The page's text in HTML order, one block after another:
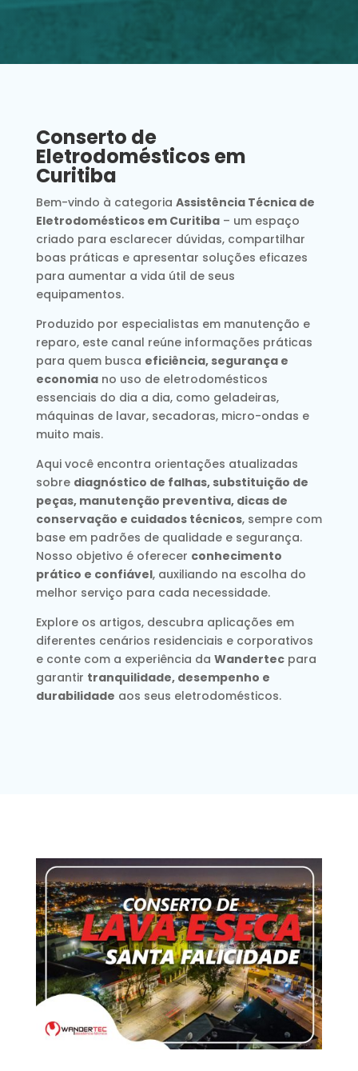
Conserto de
Eletrodomésticos em
Curitiba
Bem-vindo à categoria Assistência Técnica de
Eletrodomésticos em Curitiba– um espaço
criado para esclarecer dúvidas, compartilhar
boas práticas e apresentar soluções eficazes
para aumentar a vida útil de seus
equipamentos.
Produzido por especialistas em manutenção e
reparo, este canal reúne informações práticas
para quem busca eficiência, segurança e
economiano uso de eletrodomésticos
essenciais do dia a dia, como geladeiras,
máquinas de lavar, secadoras, micro-ondas e
muito mais.
Aqui você encontra orientações atualizadas
sobre diagnóstico de falhas, substituição de
peças, manutenção preventiva, dicas de
conservação e cuidados técnicos, sempre com
base em padrões de qualidade e segurança.
Nosso objetivo é oferecer conhecimento
prático e confiável, auxiliando na escolha do
melhor serviço para cada necessidade.
Explore os artigos, descubra aplicações em
diferentes cenários residenciais e corporativos
e conte com a experiência da Wandertecpara
garantir tranquilidade, desempenho e
durabilidade aos seus eletrodomésticos.